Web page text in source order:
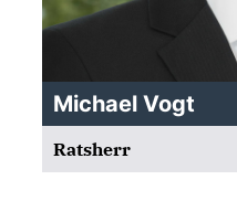
Michael Vogt
Ratsherr